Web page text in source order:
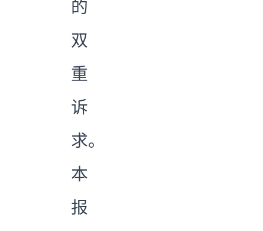
的
双
重
诉
求。
本
报